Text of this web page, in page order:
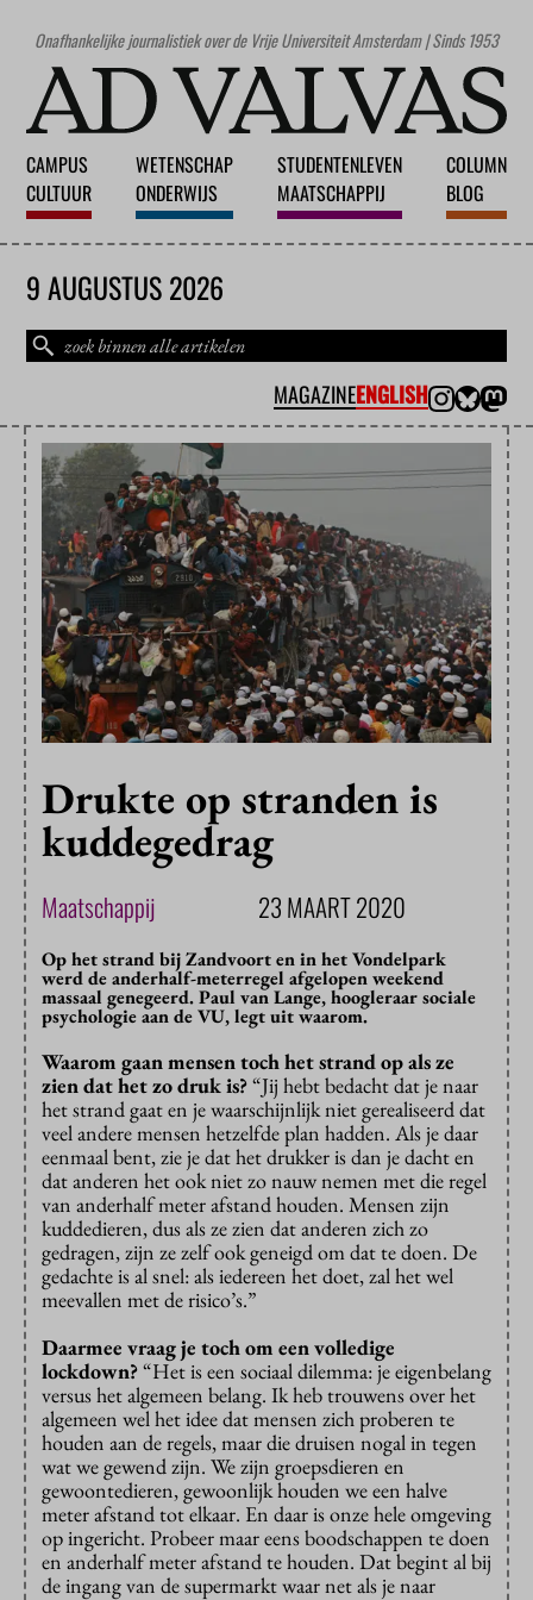
Onafhankelijke journalistiek over de Vrije Universiteit Amsterdam | Sinds 1953
CAMPUS
CULTUUR
WETENSCHAP
ONDERWIJS
STUDENTENLEVEN
MAATSCHAPPIJ
COLUMN
BLOG
9 AUGUSTUS 2026
MAGAZINEENGLISH
Drukte op stranden is
kuddegedrag
Maatschappij 23 MAART 2020
Op het strand bij Zandvoort en in het Vondelpark
werd de anderhalf-meterregel afgelopen weekend
massaal genegeerd. Paul van Lange, hoogleraar sociale
psychologie aan de VU, legt uit waarom.
Waarom gaan mensen toch het strand op als ze
zien dat het zo druk is?“Jij hebt bedacht dat je naar
het strand gaat en je waarschijnlijk niet gerealiseerd dat
veel andere mensen hetzelfde plan hadden. Als je daar
eenmaal bent, zie je dat het drukker is dan je dacht en
dat anderen het ook niet zo nauw nemen met die regel
van anderhalf meter afstand houden. Mensen zijn
kuddedieren, dus als ze zien dat anderen zich zo
gedragen, zijn ze zelf ook geneigd om dat te doen. De
gedachte is al snel: als iedereen het doet, zal het wel
meevallen met de risico’s.”
Daarmee vraag je toch om een volledige
lockdown?“Het is een sociaal dilemma: je eigenbelang
versus het algemeen belang. Ik heb trouwens over het
algemeen wel het idee dat mensen zich proberen te
houden aan de regels, maar die druisen nogal in tegen
wat we gewend zijn. We zijn groepsdieren en
gewoontedieren, gewoonlijk houden we een halve
meter afstand tot elkaar. En daar is onze hele omgeving
op ingericht. Probeer maar eens boodschappen te doen
en anderhalf meter afstand te houden. Dat begint al bij
de ingang van de supermarkt waar net als je naar